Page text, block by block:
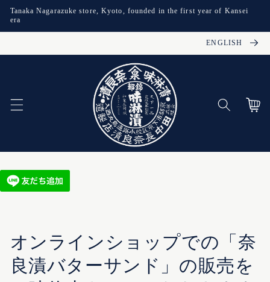
Skip to
Tanaka Nagarazuke store, Kyoto, founded in the first year of Kansei
era
ENGLISH
Cart
オンラインショップでの「奈
良漬バターサンド」の販売を